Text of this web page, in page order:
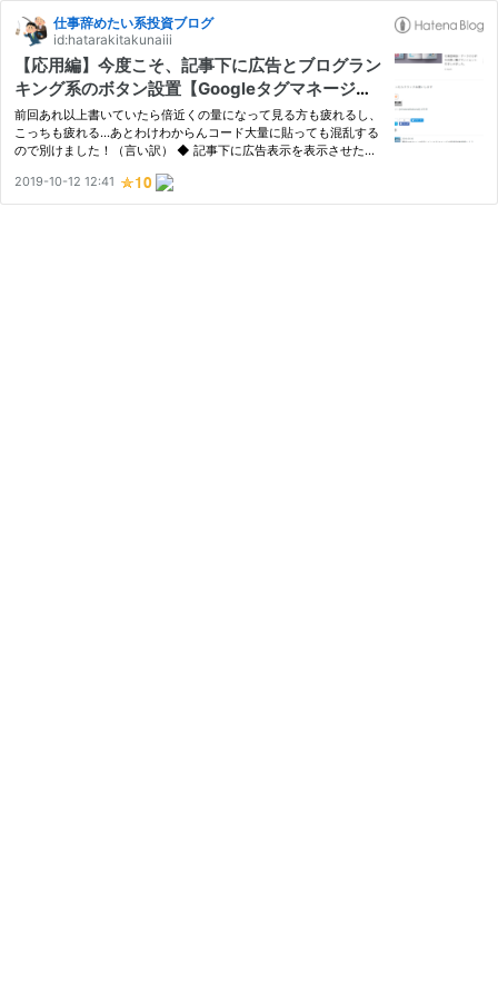
仕事辞めたい系投資ブログ
id:hatarakitakunaiii
【応用編】今度こそ、記事下に広告とブログラン
キング系のボタン設置【Googleタグマネージ
ャ】part2
前回あれ以上書いていたら倍近くの量になって見る方も疲れるし、
こっちも疲れる…あとわけわからんコード大量に貼っても混乱する
ので別けました！（言い訳） ◆ 記事下に広告表示を表示させた
あるのですが、そこに広告やブログランキング系のボタンを表示さ
れる…
2019-10-12 12:41